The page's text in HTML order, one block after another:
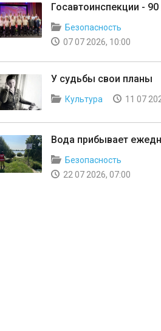
Госавтоинспекции - 90
Безопасность
07 07 2026, 10:00
У судьбы свои планы
Культура 11 07
Вода прибывает
Безопасность
22 07 2026, 07:00